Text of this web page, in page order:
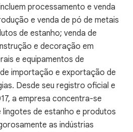
processamento e venda
e venda de pó de metais
de estanho; venda de
e decoração em
e equipamentos de
importação e exportação de
Desde seu registro oficial e
a empresa concentra-se
lingotes de estanho e produtos
as indústrias